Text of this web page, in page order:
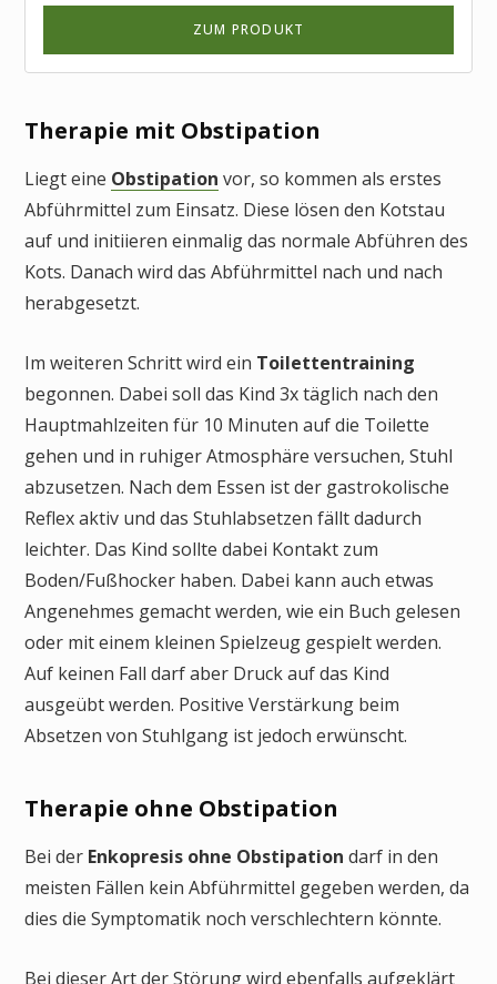
ZUM PRODUKT
Therapie mit Obstipation
Liegt eine Obstipation vor, so kommen als erstes
Abführmittel zum Einsatz. Diese lösen den Kotstau
auf und initiieren einmalig das normale Abführen des
Kots. Danach wird das Abführmittel nach und nach
herabgesetzt.
Im weiteren Schritt wird ein Toilettentraining
begonnen. Dabei soll das Kind 3x täglich nach den
Hauptmahlzeiten für 10 Minuten auf die Toilette
gehen und in ruhiger Atmosphäre versuchen, Stuhl
abzusetzen. Nach dem Essen ist der gastrokolische
Reflex aktiv und das Stuhlabsetzen fällt dadurch
leichter. Das Kind sollte dabei Kontakt zum
Boden/Fußhocker haben. Dabei kann auch etwas
Angenehmes gemacht werden, wie ein Buch gelesen
oder mit einem kleinen Spielzeug gespielt werden.
Auf keinen Fall darf aber Druck auf das Kind
ausgeübt werden. Positive Verstärkung beim
Absetzen von Stuhlgang ist jedoch erwünscht.
Therapie ohne Obstipation
Bei der Enkopresis ohne Obstipation darf in den
meisten Fällen kein Abführmittel gegeben werden, da
dies die Symptomatik noch verschlechtern könnte.
Bei dieser Art der Störung wird ebenfalls aufgeklärt